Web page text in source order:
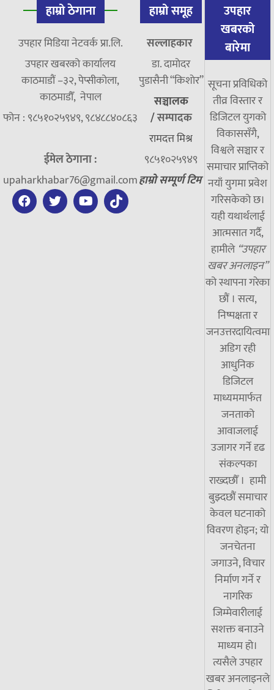
हाम्रो ठेगाना
उपहार मिडिया नेटवर्क प्रा.लि.
उपहार खबरको कार्यालय
काठमाडौं –३२, पेप्सीकोला,
काठमाडौँ, नेपाल
फोन : ९८५१०२५९४९, ९८४८८४०८६३
ईमेल ठेगाना :
upaharkhabar76@gmail.com
हाम्रो समूह
सल्लाहकार
डा. दामाेदर
पुडासैनी “किशाेर”
सञ्चालक
/सम्पादक
रामदत्त मिश्र
९८५१०२५९४९
हाम्रो सम्पूर्ण टिम
उपहार
खबरको
बारेमा
सूचना प्रविधिको
तीव्र विस्तार र
डिजिटल युगको
विकाससँगै,
विश्वले सञ्चार र
समाचार प्राप्तिको
नयाँ युगमा प्रवेश
गरिसकेको छ।
यही यथार्थलाई
आत्मसात गर्दै,
हामीले “उपहार
खबर अनलाइन”
को स्थापना गरेका
छौं । सत्य,
निष्पक्षता र
जनउत्तरदायित्वमा
अडिग रही
आधुनिक
डिजिटल
माध्यममार्फत
जनताको
आवाजलाई
उजागर गर्ने दृढ
संकल्पका
राख्दछौँ । हामी
बुझ्दछौं समाचार
केवल घटनाको
विवरण होइन; यो
जनचेतना
जगाउने, विचार
निर्माण गर्ने र
नागरिक
जिम्मेवारीलाई
सशक्त बनाउने
माध्यम हो।
त्यसैले उपहार
खबर अनलाइनले